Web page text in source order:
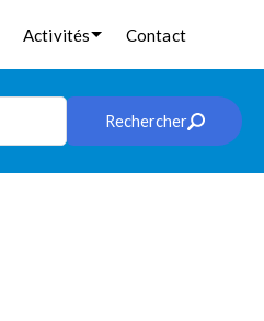
Activités Contact
Rechercher